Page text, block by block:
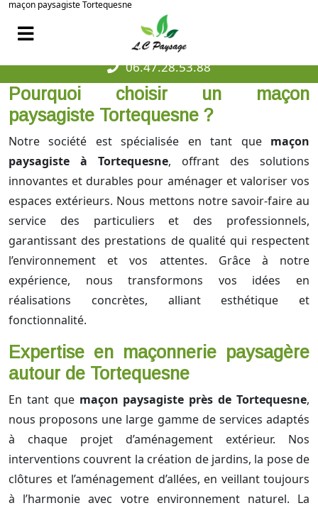
maçon paysagiste Tortequesne
06.47.28.53.88
Pourquoi choisir un maçon
paysagiste Tortequesne ?
Notre société est spécialisée en tant que maçon
paysagiste à Tortequesne, offrant des solutions
innovantes et durables pour aménager et valoriser vos
espaces extérieurs. Nous mettons notre savoir-faire au
service des particuliers et des professionnels,
garantissant des prestations de qualité qui respectent
l’environnement et vos attentes. Grâce à notre
expérience, nous transformons vos idées en
réalisations concrètes, alliant esthétique et
fonctionnalité.
Expertise en maçonnerie paysagère
autour de Tortequesne
En tant que maçon paysagiste près de Tortequesne,
nous proposons une large gamme de services adaptés
à chaque projet d’aménagement extérieur. Nos
interventions couvrent la création de jardins, la pose de
clôtures et l’aménagement d’allées, en veillant toujours
à l’harmonie avec votre environnement naturel. La